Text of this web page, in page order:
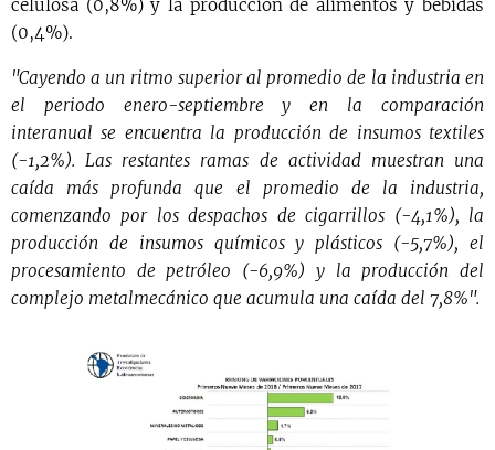
celulosa (0,8%) y la producción de alimentos y bebidas
(0,4%).
"Cayendo a un ritmo superior al promedio de la industria en
el periodo enero-septiembre y en la comparación
interanual se encuentra la producción de insumos textiles
(-1,2%). Las restantes ramas de actividad muestran una
caída más profunda que el promedio de la industria,
comenzando por los despachos de cigarrillos (-4,1%), la
producción de insumos químicos y plásticos (-5,7%), el
procesamiento de petróleo (-6,9%) y la producción del
complejo metalmecánico que acumula una caída del 7,8%".